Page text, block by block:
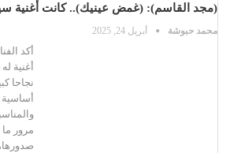
(مجد القاسم): (غمض عينيك).. كانت أغنية
محمد حبوشة أبريل 24, 2025
أكد
أغنية
نجاحا
أساسية